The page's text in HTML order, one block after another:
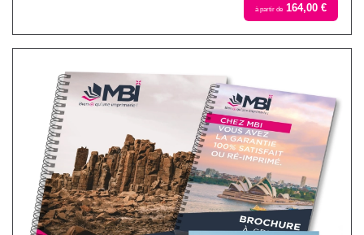
à partir de 164,00 €